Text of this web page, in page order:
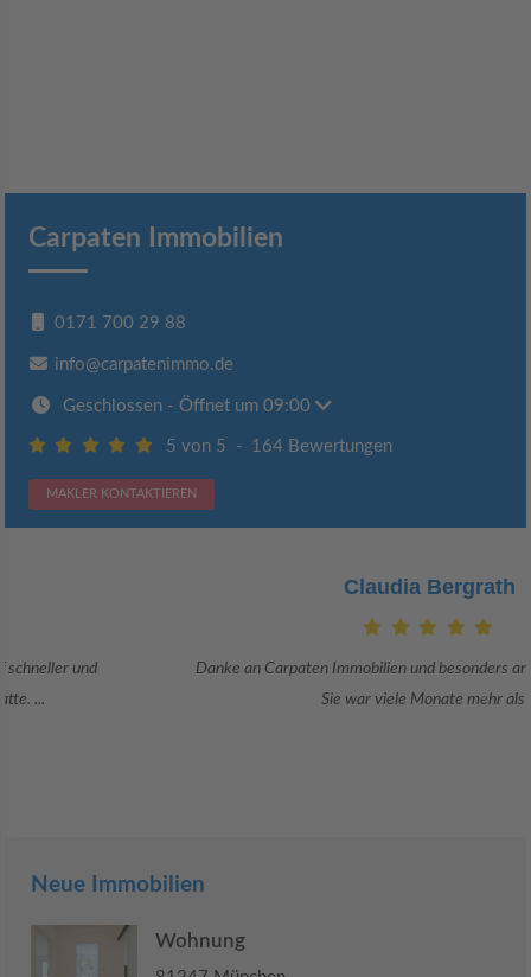
Carpaten Immobilien
0171 700 29 88
info@carpatenimmo.de
Geschlossen - Öffnet um 09:00
5 von 5 - 164 Bewertungen
MAKLER KONTAKTIEREN
Claudia Bergrath
Danke an Carpaten Immobilien und besonders an Frau Adriana Sarca.
Sie war viele Monate mehr als ...
Neue Immobilien
Wohnung